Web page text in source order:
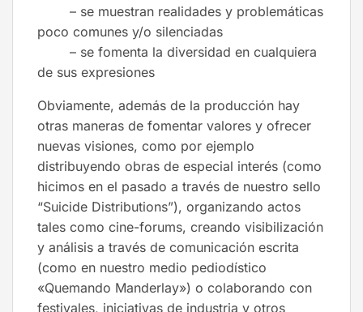
– se muestran realidades y problemáticas
poco comunes y/o silenciadas
– se fomenta la diversidad en cualquiera
de sus expresiones
Obviamente, además de la producción hay
otras maneras de fomentar valores y ofrecer
nuevas visiones, como por ejemplo
distribuyendo obras de especial interés (como
hicimos en el pasado a través de nuestro sello
“Suicide Distributions”), organizando actos
tales como cine-forums, creando visibilización
y análisis a través de comunicación escrita
(como en nuestro medio pediodístico
«Quemando Manderlay») o colaborando con
festivales, iniciativas de industria y otros